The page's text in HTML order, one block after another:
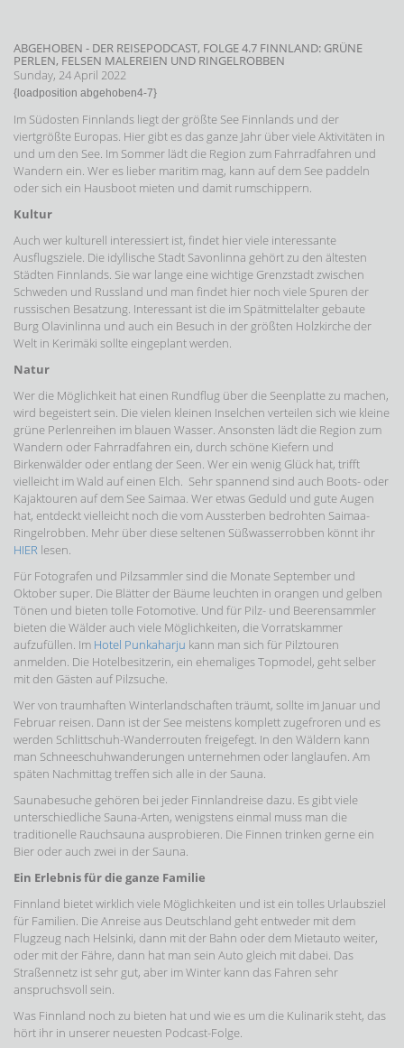
ABGEHOBEN - DER REISEPODCAST, FOLGE 4.7 FINNLAND: GRÜNE
PERLEN, FELSEN MALEREIEN UND RINGELROBBEN
Sunday, 24 April 2022
{loadposition abgehoben4-7}
Im Südosten Finnlands liegt der größte See Finnlands und der
viertgrößte Europas. Hier gibt es das ganze Jahr über viele Aktivitäten in
und um den See. Im Sommer lädt die Region zum Fahrradfahren und
Wandern ein. Wer es lieber maritim mag, kann auf dem See paddeln
oder sich ein Hausboot mieten und damit rumschippern.
Kultur
Auch wer kulturell interessiert ist, findet hier viele interessante
Ausflugsziele. Die idyllische Stadt Savonlinna gehört zu den ältesten
Städten Finnlands. Sie war lange eine wichtige Grenzstadt zwischen
Schweden und Russland und man findet hier noch viele Spuren der
russischen Besatzung. Interessant ist die im Spätmittelalter gebaute
Burg Olavinlinna und auch ein Besuch in der größten Holzkirche der
Welt in Kerimäki sollte eingeplant werden.
Natur
Wer die Möglichkeit hat einen Rundflug über die Seenplatte zu machen,
wird begeistert sein. Die vielen kleinen Inselchen verteilen sich wie kleine
grüne Perlenreihen im blauen Wasser. Ansonsten lädt die Region zum
Wandern oder Fahrradfahren ein, durch schöne Kiefern und
Birkenwälder oder entlang der Seen. Wer ein wenig Glück hat, trifft
vielleicht im Wald auf einen Elch. Sehr spannend sind auch Boots- oder
Kajaktouren auf dem See Saimaa. Wer etwas Geduld und gute Augen
hat, entdeckt vielleicht noch die vom Aussterben bedrohten Saimaa-
Ringelrobben. Mehr über diese seltenen Süßwasserrobben könnt ihr
HIER lesen.
Für Fotografen und Pilzsammler sind die Monate September und
Oktober super. Die Blätter der Bäume leuchten in orangen und gelben
Tönen und bieten tolle Fotomotive. Und für Pilz- und Beerensammler
bieten die Wälder auch viele Möglichkeiten, die Vorratskammer
aufzufüllen. Im Hotel Punkaharju kann man sich für Pilztouren
anmelden. Die Hotelbesitzerin, ein ehemaliges Topmodel, geht selber
mit den Gästen auf Pilzsuche.
Wer von traumhaften Winterlandschaften träumt, sollte im Januar und
Februar reisen. Dann ist der See meistens komplett zugefroren und es
werden Schlittschuh-Wanderrouten freigefegt. In den Wäldern kann
man Schneeschuhwanderungen unternehmen oder langlaufen. Am
späten Nachmittag treffen sich alle in der Sauna.
Saunabesuche gehören bei jeder Finnlandreise dazu. Es gibt viele
unterschiedliche Sauna-Arten, wenigstens einmal muss man die
traditionelle Rauchsauna ausprobieren. Die Finnen trinken gerne ein
Bier oder auch zwei in der Sauna.
Ein Erlebnis für die ganze Familie
Finnland bietet wirklich viele Möglichkeiten und ist ein tolles Urlaubsziel
für Familien. Die Anreise aus Deutschland geht entweder mit dem
Flugzeug nach Helsinki, dann mit der Bahn oder dem Mietauto weiter,
oder mit der Fähre, dann hat man sein Auto gleich mit dabei. Das
Straßennetz ist sehr gut, aber im Winter kann das Fahren sehr
anspruchsvoll sein.
Was Finnland noch zu bieten hat und wie es um die Kulinarik steht, das
hört ihr in unserer neuesten Podcast-Folge.